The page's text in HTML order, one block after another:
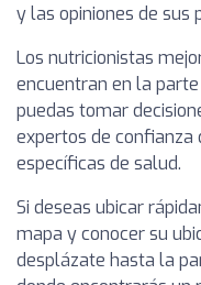
y las opiniones de sus
Los nutricionistas
encuentran en la
puedas tomar
expertos de confianza
específicas de salud.
Si deseas ubicar
mapa y conocer su
desplázate hasta la